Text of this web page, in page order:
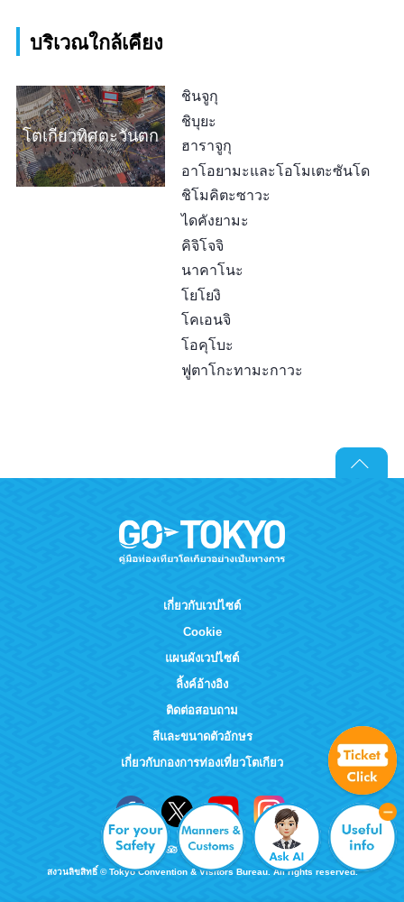
บริเวณใกล้เคียง
โตเกียวทิศตะวันตก
ชินจูกุ
ชิบุยะ
ฮาราจูกุ
อาโอยามะและโอโมเตะซันโด
ชิโมคิตะซาวะ
ไดคังยามะ
คิจิโจจิ
นาคาโนะ
โยโยงิ
โคเอนจิ
โอคุโบะ
ฟูตาโกะทามะกาวะ
เกี่ยวกับเวปไซต์
Cookie
แผนผังเวปไซต์
ลิ้งค์อ้างอิง
ติดต่อสอบถาม
สีและขนาดตัวอักษร
เกี่ยวกับกองการท่องเที่ยวโตเกียว
สงวนลิขสิทธิ์ © Tokyo Convention & Visitors Bureau. All rights reserved.